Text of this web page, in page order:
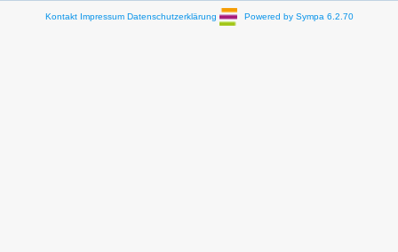
Kontakt Impressum Datenschutzerklärung Powered by Sympa 6.2.70